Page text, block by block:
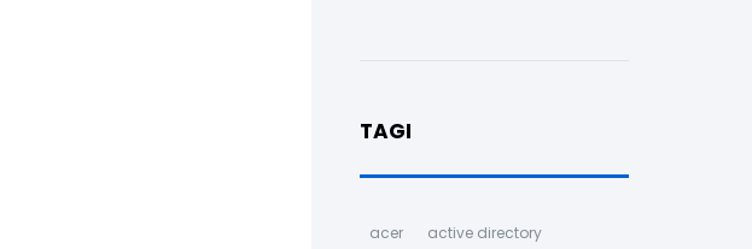
TAGI
acer active directory